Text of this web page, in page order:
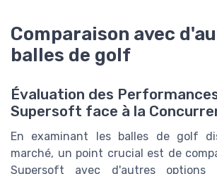
Comparaison avec
balles de golf
Évaluation des
Supersoft face à la
En examinant les balles de golf
marché, un point crucial est de
Supersoft avec d'autres options